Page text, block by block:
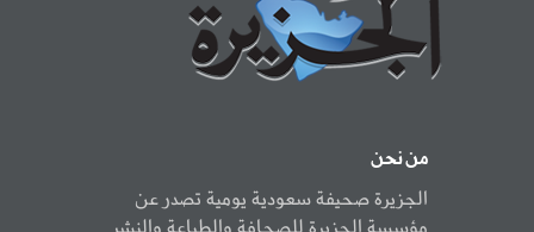
من نحن
الجزيرة صحيفة سعودية يومية تصدر عن
مؤسسة الجزيرة للصحافة والطباعة والنشر